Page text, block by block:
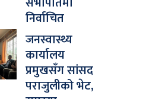
निर्वाचित
जनस्वास्थ्य
कार्यालय
प्रमुखसँग सांसद
पराजुलीको भेट,